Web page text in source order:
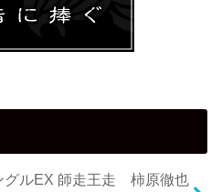
グルEX 師走王走 柿原徹也